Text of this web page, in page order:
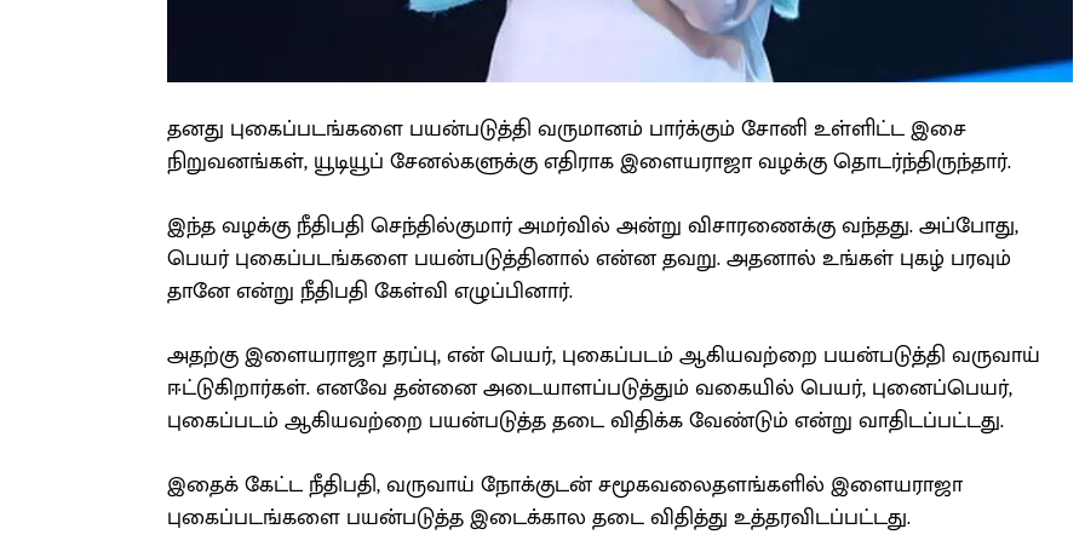
தனது புகைப்படங்களை பயன்படுத்தி வருமானம் பார்க்கும் சோனி உள்ளிட்ட இசை
நிறுவனங்கள், யூடியூப் சேனல்களுக்கு எதிராக இளையராஜா வழக்கு தொடர்ந்திருந்தார்.
இந்த வழக்கு நீதிபதி செந்தில்குமார் அமர்வில் அன்று விசாரணைக்கு வந்தது. அப்போது,
பெயர் புகைப்படங்களை பயன்படுத்தினால் என்ன தவறு. அதனால் உங்கள் புகழ் பரவும்
தானே என்று நீதிபதி கேள்வி எழுப்பினார்.
அதற்கு இளையராஜா தரப்பு, என் பெயர், புகைப்படம் ஆகியவற்றை பயன்படுத்தி வருவாய்
ஈட்டுகிறார்கள். எனவே தன்னை அடையாளப்படுத்தும் வகையில் பெயர், புனைப்பெயர்,
புகைப்படம் ஆகியவற்றை பயன்படுத்த தடை விதிக்க வேண்டும் என்று வாதிடப்பட்டது.
இதைக் கேட்ட நீதிபதி, வருவாய் நோக்குடன் சமூகவலைதளங்களில் இளையராஜா
புகைப்படங்களை பயன்படுத்த இடைக்கால தடை விதித்து உத்தரவிடப்பட்டது.